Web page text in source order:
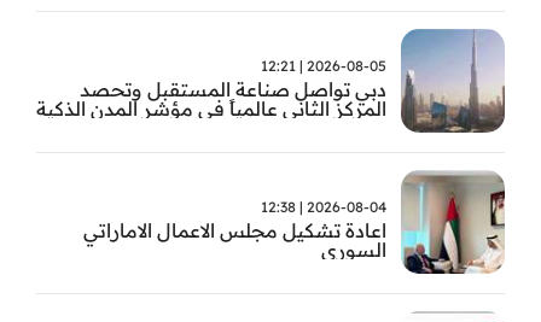
2026-08-05 | 12:21
دبي تواصل صناعة المستقبل وتحصد
المركز الثاني عالمياً في مؤشر المدن الذكية
2026-08-04 | 12:38
اعادة تشكيل مجلس الاعمال الاماراتي
السوري